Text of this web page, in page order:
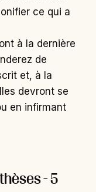
ce qui a
à la dernière
de
et, à la
devront se
en infirmant
- 5